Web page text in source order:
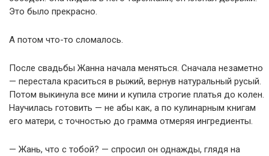
Это было прекрасно.
А потом что-то сломалось.
После свадьбы Жанна начала меняться. Сначала незаметно
— перестала краситься в рыжий, вернув натуральный русый.
Потом выкинула все мини и купила строгие платья до колен.
Научилась готовить — не абы как, а по кулинарным книгам
его матери, с точностью до грамма отмеряя ингредиенты.
— Жань, что с тобой? — спросил он однажды, глядя на